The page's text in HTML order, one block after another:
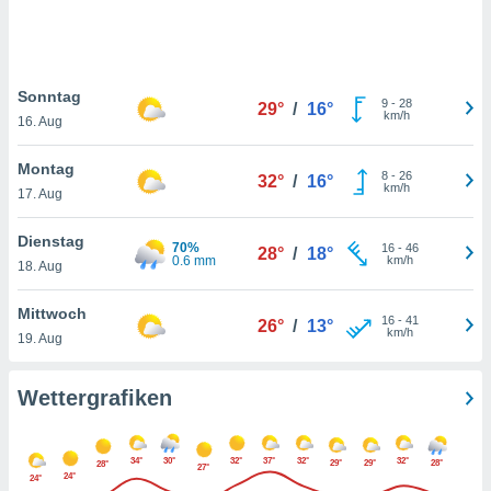
können
von
und
klicken.
und
Sonntag
16. Aug
29° / 16° 9- 28
km/h
Montag
17. Aug
32° / 16° 8- 26
km/h
Dienstag
18. Aug
70%
0.6 mm
28° / 18° 16- 46
km/h
Mittwoch
19. Aug
26° / 13° 16- 41
km/h
Wettergrafiken
24° 24°
28° 34° 30°
27°
32° 37° 32° 29° 29° 32° 28°